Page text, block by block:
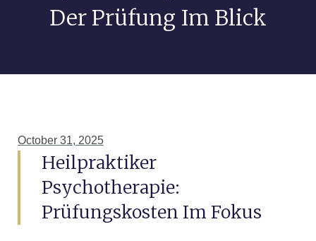
Der Prüfung Im Blick
October 31, 2025
Heilpraktiker
Psychotherapie:
Prüfungskosten Im Fokus